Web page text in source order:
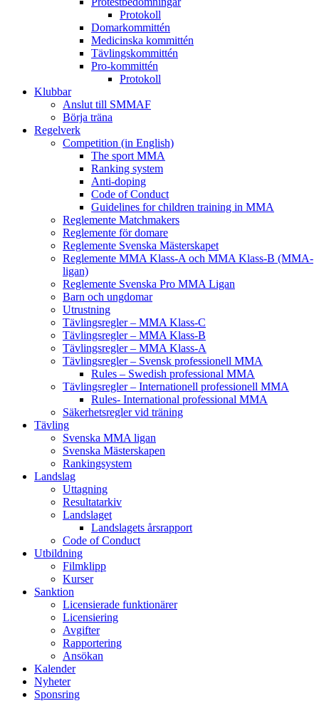
Protokoll
Domarkommittén
Medicinska kommittén
Tävlingskommittén
Pro-kommittén
Protokoll
Klubbar
Anslut till SMMAF
Börja träna
Regelverk
Competition (in English)
The sport MMA
Ranking system
Anti-doping
Code of Conduct
Guidelines for children training in MMA
Reglemente Matchmakers
Reglemente för domare
Reglemente Svenska Mästerskapet
Reglemente MMA Klass-A och MMA Klass-B (MMA-
ligan)
Reglemente Svenska Pro MMA Ligan
Barn och ungdomar
Utrustning
Tävlingsregler – MMA Klass-C
Tävlingsregler – MMA Klass-B
Tävlingsregler – MMA Klass-A
Tävlingsregler – Svensk professionell MMA
Rules – Swedish professional MMA
Tävlingsregler – Internationell professionell MMA
Rules- International professional MMA
Säkerhetsregler vid träning
Tävling
Svenska MMA ligan
Svenska Mästerskapen
Rankingsystem
Landslag
Uttagning
Resultatarkiv
Landslaget
Landslagets årsrapport
Code of Conduct
Utbildning
Filmklipp
Kurser
Sanktion
Licensierade funktionärer
Licensiering
Avgifter
Rapportering
Ansökan
Kalender
Nyheter
Sponsring